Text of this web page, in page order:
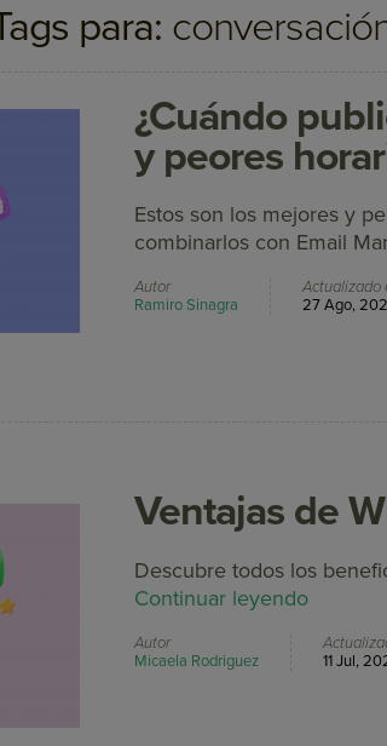
para:
¿Cuándo
y peores
Estos son los mejores y
combinarlos con Email
Autor
Ramiro Sinagra
Actualizado
27 Ago,
Ventajas de
Descubre todos los
Continuar leyendo
Autor
Micaela Rodriguez
11 Jul,